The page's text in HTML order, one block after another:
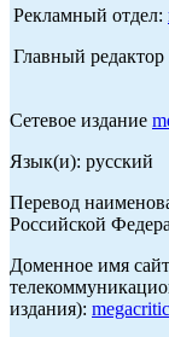
Рекламный отдел:
Главный
Сетевое издание
Язык(и): русский
Перевод
Российской
Доменное имя
издания):